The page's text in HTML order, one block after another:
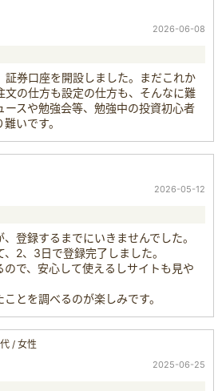
2026-06-08
証券口座を開設しました。まだこれか
文の仕方も設定の仕方も、そんなに難
ースや勉強会等、勉強中の投資初心者
いです。
2026-05-12
登録するまでにいきませんでした。
2、3日で登録完了しました。
で、安心して使えるしサイトも見や
とを調べるのが楽しみです。
/ 女性
2025-06-25